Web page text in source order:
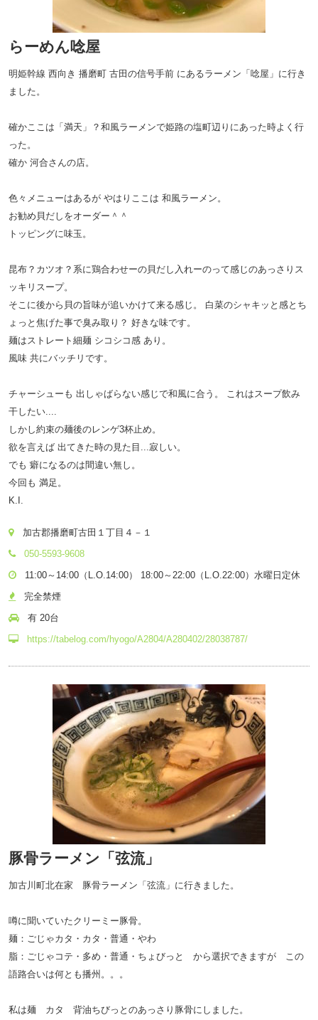
らーめん唸屋
明姫幹線 西向き 播磨町 古田の信号手前 にあるラーメン「唸屋」に行き
ました。
確かここは「満天」？和風ラーメンで姫路の塩町辺りにあった時よく行
った。
確か 河合さんの店。
色々メニューはあるが やはりここは 和風ラーメン。
お勧め貝だしをオーダー＾＾
トッピングに味玉。
昆布？カツオ？系に鶏合わせーの貝だし入れーのって感じのあっさりス
ッキリスープ。
そこに後から貝の旨味が追いかけて来る感じ。 白菜のシャキッと感とち
ょっと焦げた事で臭み取り？ 好きな味です。
麺はストレート細麺 シコシコ感 あり。
風味 共にバッチリです。
チャーシューも 出しゃばらない感じで和風に合う。 これはスープ飲み
干したい....
しかし約束の麺後のレンゲ3杯止め。
欲を言えば 出てきた時の見た目...寂しい。
でも 癖になるのは間違い無し。
今回も 満足。
K.I.
加古郡播磨町古田１丁目４－１
050-5593-9608
11:00～14:00（L.O.14:00） 18:00～22:00（L.O.22:00）水曜日定休
完全禁煙
有 20台
https://tabelog.com/hyogo/A2804/A280402/28038787/
豚骨ラーメン「弦流」
加古川町北在家 豚骨ラーメン「弦流」に行きました。
噂に聞いていたクリーミー豚骨。
麺：ごじゃカタ・カタ・普通・やわ
脂：ごじゃコテ・多め・普通・ちょびっと から選択できますが この
語路合いは何とも播州。。。
私は麺 カタ 背油ちびっとのあっさり豚骨にしました。